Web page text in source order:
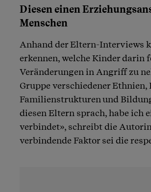
Diesen einen
Menschen
Anhand der Eltern-Interviews
erkennen, welche Kinder darin
Veränderungen in Angriff zu
Gruppe verschiedener
Familienstrukturen und
diesen Eltern sprach, habe ich
verbindet», schreibt die
verbindende Faktor sei die